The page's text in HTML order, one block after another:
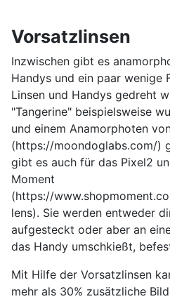
Vorsatzlinsen
Inzwischen gibt es
Handys und ein paar wenige
Linsen und Handys gedreht
"Tangerine" beispielsweise
und einem Anamorphoten
(https://moondoglabs.com/)
gibt es auch für das Pixel2
Moment
(https://
lens). Sie werden entweder
aufgesteckt oder aber an
das Handy umschkießt,
Mit Hilfe der Vorsatzlinsen
mehr als 30% zusätzliche